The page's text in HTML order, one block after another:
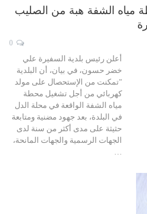
مياه الشفة هبة من الصليب
أعلن رئيس بلدية السفيرة علي
خضر حسون، في بيان، أن البلدية
"تمكنت من الإستحصال على مولد
كهربائي من أجل تشغيل محطة
مياه الشفة الواقعة في محلة الدل
في البلدة، بعد جهود مضنية ومتابعة
حثيثة على مدى أكثر من سنة لدى
الجهات الرسمية والجهات المانحة،
…